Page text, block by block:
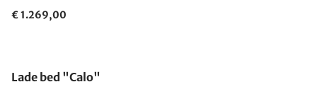
€ 1.269,00
Lade bed "Calo"